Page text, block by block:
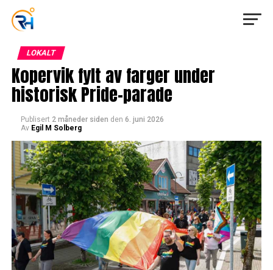
LOKALT
Kopervik fylt av farger under
historisk Pride-parade
Publisert 2 måneder siden den 6. juni 2026
Av Egil M Solberg